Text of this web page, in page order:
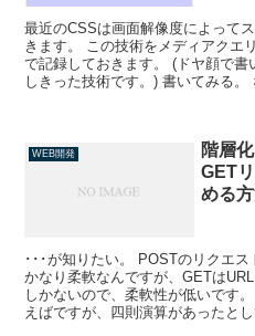
最近のCSSは画面解像度によって
きます。 この技術をメディアクエ
で記録しておきます。 (ドヤ顔で
しきった技術です。) 書いてみる。
WEB開発
階層
GET
める方
･･･が知りたい。 POSTのリクエ
かなり柔軟なんですが、GETは
しかないので、柔軟性が低いです
えばですが、四則演算があったと